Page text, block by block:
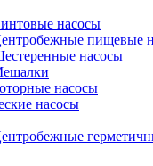
насосы
пищевые
насосы
насосы
насосы